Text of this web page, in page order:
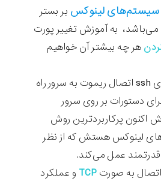
سیستم‌های لینوکس بر بستر
به آموزش تغییر پورت
هر چه بیشتر آن خواهیم
یک از عملکردهای ssh اتصال ریموت به سرور راه
دستورات بر روی سرور
اکنون پرکاربردترین روش
لینوکس هستش که از نظر
عمل می‌کند.
TCP و عملکرد